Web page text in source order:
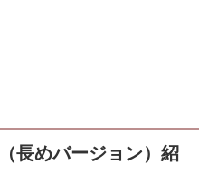
長めバージョン）紹